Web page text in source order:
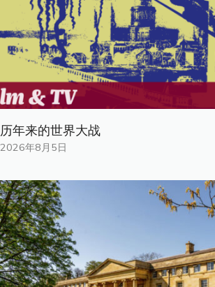
历年来的世界大战
2026年8月5日